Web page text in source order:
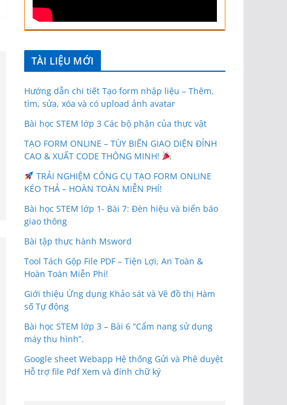
TÀI LIỆU MỚI
Hướng dẫn chi tiết Tạo form nhập liệu – Thêm,
tìm, sửa, xóa và có upload ảnh avatar
Bài học STEM lớp 3 Các bộ phận của thực vật
TẠO FORM ONLINE – TÙY BIẾN GIAO DIỆN ĐỈNH
CAO & XUẤT CODE THÔNG MINH!
TRẢI NGHIỆM CÔNG CỤ TẠO FORM ONLINE
KÉO THẢ – HOÀN TOÀN MIỄN PHÍ!
Bài học STEM lớp 1- Bài 7: Đèn hiệu và biển báo
giao thông
Bài tập thực hành Msword
Tool Tách Gộp File PDF – Tiện Lợi, An Toàn &
Hoàn Toàn Miễn Phí!
Giới thiệu Ứng dụng Khảo sát và Vẽ đồ thị Hàm
số Tự động
Bài học STEM lớp 3 – Bài 6 “Cẩm nang sử dụng
máy thu hình”.
Google sheet Webapp Hệ thống Gửi và Phê duyệt
Hỗ trợ file Pdf Xem và đính chữ ký